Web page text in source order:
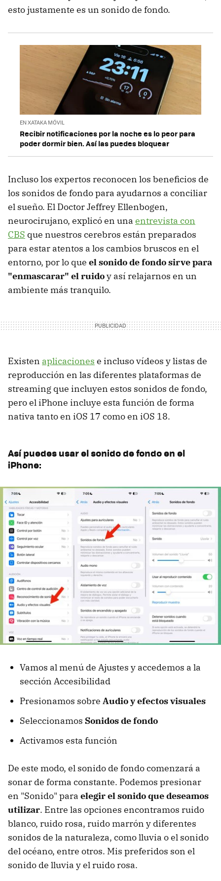
esto justamente es un sonido de fondo.
EN XATAKA MÓVIL
Recibir notificaciones por la noche es lo peor para
poder dormir bien. Así las puedes bloquear
Incluso los expertos reconocen los beneficios de
los sonidos de fondo para ayudarnos a conciliar
el sueño. El Doctor Jeffrey Ellenbogen,
neurocirujano, explicó en una entrevista con
CBS que nuestros cerebros están preparados
para estar atentos a los cambios bruscos en el
entorno, por lo que el sonido de fondo sirve para
"enmascarar" el ruidoy así relajarnos en un
ambiente más tranquilo.
Existen aplicaciones e incluso vídeos y listas de
reproducción en las diferentes plataformas de
streaming que incluyen estos sonidos de fondo,
pero el iPhone incluye esta función de forma
nativa tanto en iOS 17 como en iOS 18.
Así puedes usar el sonido de fondo en el
iPhone:
Vamos al menú de Ajustes y accedemos a la
sección Accesibilidad
Presionamos sobre Audio y efectos visuales
Seleccionamos Sonidos de fondo
Activamos esta función
De este modo, el sonido de fondo comenzará a
sonar de forma constante. Podemos presionar
en "Sonido" para elegir el sonido que deseamos
utilizar. Entre las opciones encontramos ruido
blanco, ruido rosa, ruido marrón y diferentes
sonidos de la naturaleza, como lluvia o el sonido
del océano, entre otros. Mis preferidos son el
sonido de lluvia y el ruido rosa.